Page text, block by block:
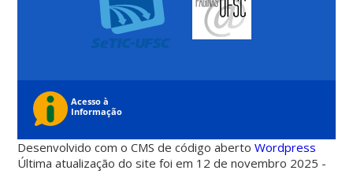
Desenvolvido com o CMS de código abertoWordpress
Última atualização do site foi em 12 de novembro 2025 -